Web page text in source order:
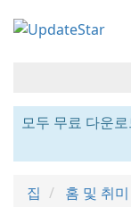
모두 무료 다운
집 홈 및 취미